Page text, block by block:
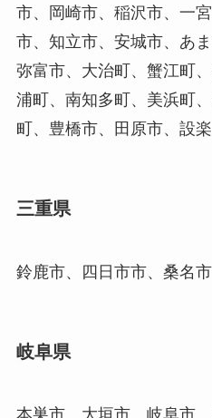
市、岡崎市、稲沢市、一
市、知立市、安城市、あ
弥富市、大治町、蟹江町
浦町、南知多町、美浜町
町、豊橋市、田原市、設
三重県
鈴鹿市、四日市市、桑名市
岐阜県